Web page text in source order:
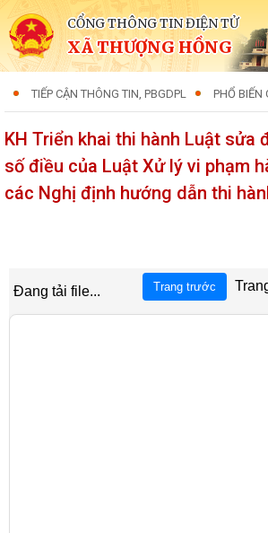
CỔNG THÔNG TIN ĐIỆN TỬ
XÃ THƯỢNG HỒNG
TIẾP CẬN THÔNG TIN, PBGDPL PHỔ BIẾN
KH Triển khai thi hành Luật sửa
số điều của Luật Xử lý vi phạm
các Nghị định hướng dẫn thi